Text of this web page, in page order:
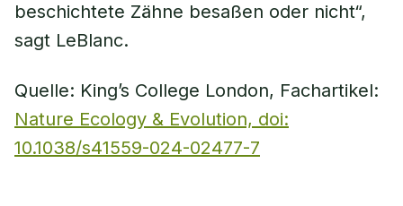
beschichtete Zähne besaßen oder nicht“,
sagt LeBlanc.
Quelle: King’s College London, Fachartikel:
Nature Ecology & Evolution, doi:
10.1038/s41559-024-02477-7